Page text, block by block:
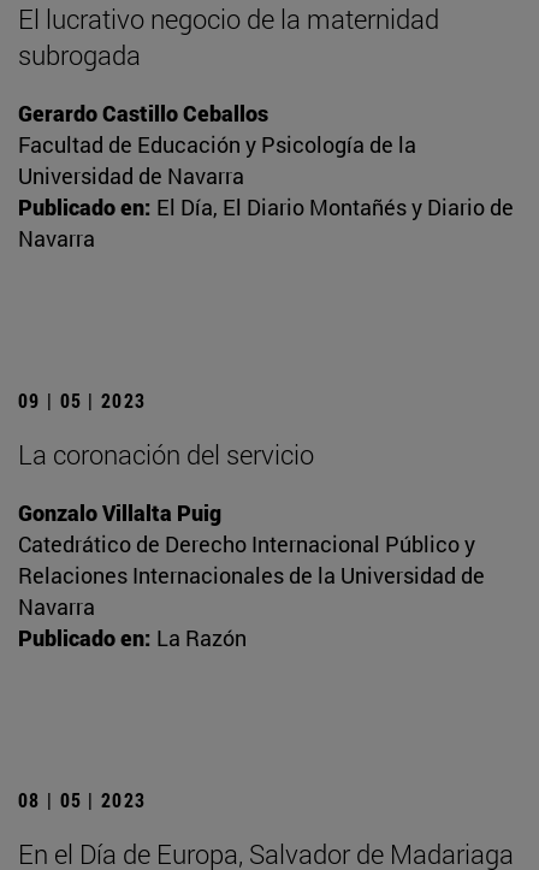
El lucrativo negocio de la maternidad
subrogada
Gerardo Castillo Ceballos
Facultad de Educación y Psicología de la
Universidad de Navarra
Publicado en: El Día, El Diario Montañés y Diario de
Navarra
09 | 05 | 2023
La coronación del servicio
Gonzalo Villalta Puig
Catedrático de Derecho Internacional Público y
Relaciones Internacionales de la Universidad de
Navarra
Publicado en: La Razón
08 | 05 | 2023
En el Día de Europa, Salvador de Madariaga